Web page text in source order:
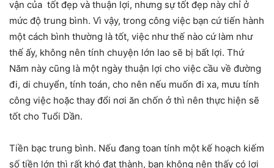
vận của tốt đẹp và thuận lợi, nhưng sự tốt đẹp này chỉ ở
mức độ trung bình. Vì vậy, trong công việc bạn cứ tiến hành
một cách bình thường là tốt, việc như thế nào cứ làm như
thế ấy, không nên tính chuyện lớn lao sẽ bị bất lợi. Thứ
Năm này cũng là một ngày thuận lợi cho việc cầu về đường
đi, di chuyển, tính toán, cho nên nếu muốn đi xa, mưu tính
công việc hoặc thay đổi nơi ăn chốn ở thì nên thực hiện sẽ
tốt cho Tuổi Dần.
Tiền bạc trung bình. Nếu đang toan tính một kế hoạch kiếm
số tiền lớn thì rất khó đạt thành, bạn không nên thấy có lợi